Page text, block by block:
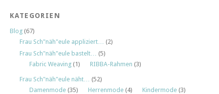
KATEGORIEN
Blog (67)
Frau Sch"näh"eule appliziert…
(2)
Frau Sch"näh"eule bastelt…
(5)
Fabric Weaving (1) RIBBA-Rahmen (3)
Frau Sch"näh"eule näht…
(52)
Damenmode (35) Herrenmode (4) Kindermode (3)